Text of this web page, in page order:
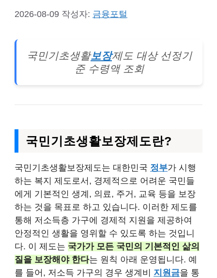
2026-08-09 작성자: 금융포털
국민기초생활보장제도 대상 선정기
준 수령액 조회
국민기초생활보장제도란?
국민기초생활보장제도는 대한민국 정부가 시행
하는 복지 제도로서, 경제적으로 어려운 국민들
에게 기본적인 생계, 의료, 주거, 교육 등을 보장
하는 것을 목표로 하고 있습니다. 이러한 제도를
통해 저소득층 가구에 경제적 지원을 제공하여
안정적인 생활을 영위할 수 있도록 하는 것입니
다. 이 제도는 국가가 모든 국민의 기본적인 삶의
질을 보장해야 한다는 원칙 아래 운영됩니다. 예
를 들어, 저소득 가구의 경우 생계비 지원금을 통